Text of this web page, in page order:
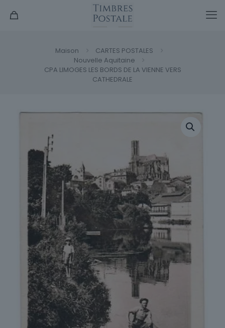
Maison
CARTES POSTALES
Nouvelle Aquitaine
CPA LIMOGES LES BORDS DE LA VIENNE VERS
CATHEDRALE